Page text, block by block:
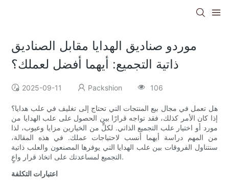
موردو صناديق الهدايا مقابل الصناديق
ذاتية التجميع: أيهما أفضل لعملك؟
2025-09-11 Packshion 106
هل تعمل في مجال بيع المنتجات التي تحتاج إلى تغليف في علب هدايا؟
إذا كان الأمر كذلك، فقد تواجه قرارًا بين الحصول على علب الهدايا من
مورد أو اختيار علب التجميع الذاتي. لكلٍّ من الخيارين مزايا وعيوب، لذا
من المهم دراسة أيهما أنسب لاحتياجات عملك. في هذه المقالة،
سنتناول الفروقات بين علب الهدايا التي يوفرها المصنعون والعلب ذاتية
التجميع لمساعدتك على اتخاذ قرار واعٍ.
اعتبارات التكلفة